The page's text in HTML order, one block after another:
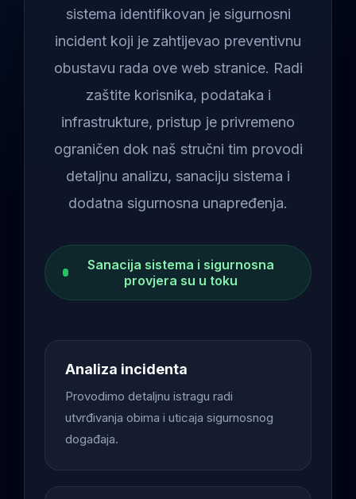
sistema identifikovan je sigurnosni
incident koji je zahtijevao preventivnu
obustavu rada ove web stranice. Radi
zaštite korisnika, podataka i
infrastrukture, pristup je privremeno
ograničen dok naš stručni tim provodi
detaljnu analizu, sanaciju sistema i
dodatna sigurnosna unapređenja.
Sanacija sistema i sigurnosna
provjera su u toku
Analiza incidenta
Provodimo detaljnu istragu radi
utvrđivanja obima i uticaja sigurnosnog
događaja.